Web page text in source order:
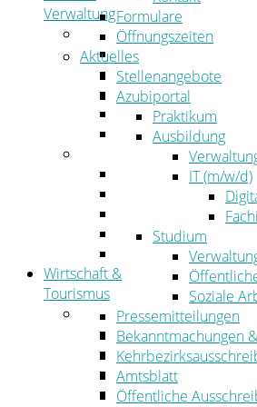
Verwaltung
Politik
Kreistag
Wahlen
Leitbild
Der Landrat
Kommunalaufsicht
Zahlen, Daten, Fakten
Wirtschaft &
Tourismus
Wirtschaft
Wirtschaftsförderung
Gewerbeflächen und
Arbeitgeberservice
Mobilfunk &
Formulare
Öffnungszeiten
Aktuelles
Stellenangebote
Azubiportal
Praktikum
Ausbildung
IT (m/w/d)
Studium
Soziale
Pressemitteilungen
Bekanntmachungen
Amtsblatt
Öffentliche